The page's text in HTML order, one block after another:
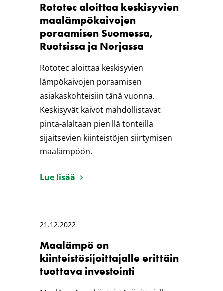
Rototec aloittaa keskisyvien
maalämpökaivojen
poraamisen Suomessa,
Ruotsissa ja Norjassa
Rototec aloittaa keskisyvien
lämpökaivojen poraamisen
asiakaskohteisiin tänä vuonna.
Keskisyvät kaivot mahdollistavat
pinta-alaltaan pienillä tonteilla
sijaitsevien kiinteistöjen siirtymisen
maalämpöön.
Lue lisää
21.12.2022
Maalämpö on
kiinteistösijoittajalle erittäin
tuottava investointi